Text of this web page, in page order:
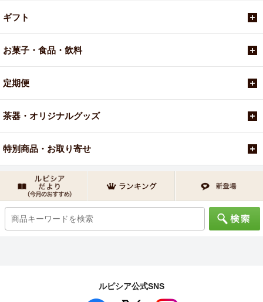
ギフト
お菓子・食品・飲料
定期便
茶器・オリジナルグッズ
特別商品・お取り寄せ
ルピシア公式SNS